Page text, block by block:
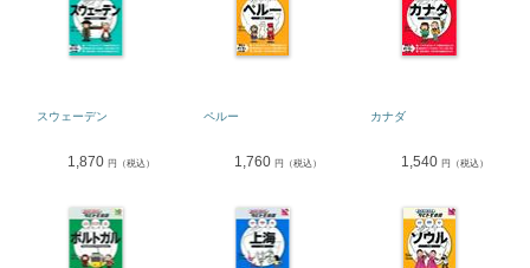
スウェーデン
1,870 円（税込）
ペルー
1,760 円（税込）
カナダ
1,540 円（税込）